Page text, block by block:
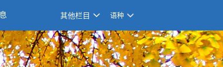
其他栏目 语种